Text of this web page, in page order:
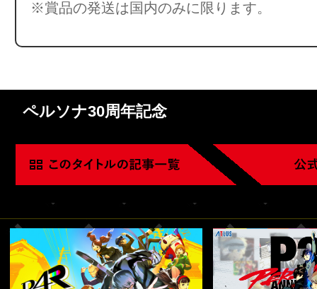
※賞品の発送は国内のみに限ります。
ペルソナ30周年記念